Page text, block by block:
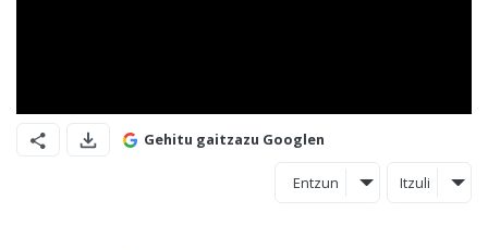
Gehitu gaitzazu Googlen
Entzun Itzuli